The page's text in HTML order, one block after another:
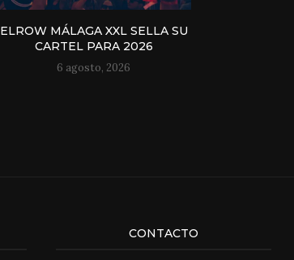
ELROW MÁLAGA XXL SELLA SU
CARTEL PARA 2026
6 agosto, 2026
CONTACTO